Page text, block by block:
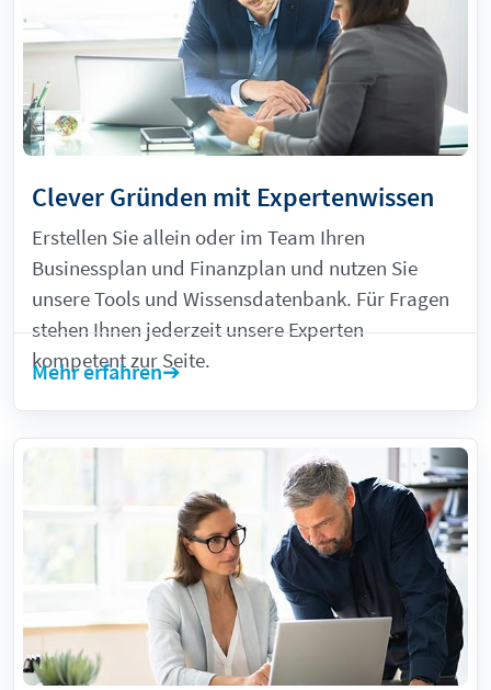
Clever Gründen mit Expertenwissen
Erstellen Sie allein oder im Team Ihren
Businessplan und Finanzplan und nutzen Sie
unsere Tools und Wissensdatenbank. Für Fragen
stehen Ihnen jederzeit unsere Experten
kompetent zur Seite.
Mehr erfahren